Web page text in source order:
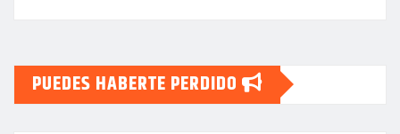
PUEDES HABERTE PERDIDO